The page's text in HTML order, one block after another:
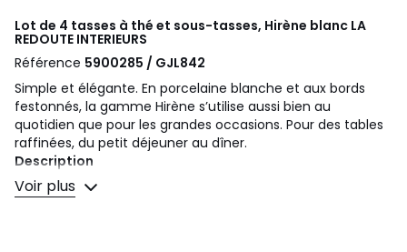
Lot de 4 tasses à thé et sous-tasses, Hirène blanc LA
REDOUTE INTERIEURS
Référence 5900285 / GJL842
Simple et élégante. En porcelaine blanche et aux bords
festonnés, la gamme Hirène s’utilise aussi bien au
quotidien que pour les grandes occasions. Pour des tables
raffinées, du petit déjeuner au dîner.
Description
• En porcelaine blanche
• Bords festonnés
Voir plus